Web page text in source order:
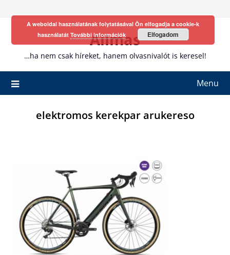
Allmas
…ha nem csak híreket, hanem olvasnivalót is keresel!
Menu
elektromos kerekpar arukereso
A weboldal használatának folytatásával Ön elfogadja a cookie-k
használatát További információk Elfogadom